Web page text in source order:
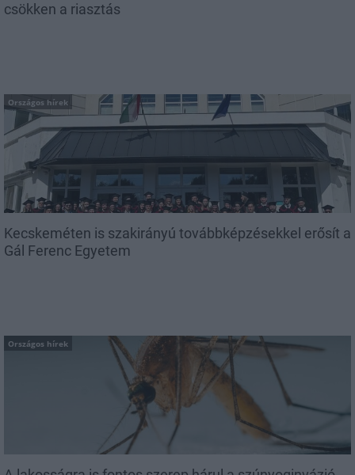
csökken a riasztás
Országos hírek
Kecskeméten is szakirányú továbbképzésekkel erősít a
Gál Ferenc Egyetem
Országos hírek